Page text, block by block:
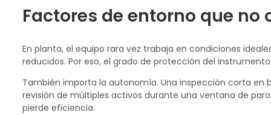
Factores de entorno que
En planta, el equipo rara vez trabaja en condiciones
reducidos. Por eso, el grado de protección del
También importa la autonomía. Una inspección corta
revisión de múltiples activos durante una ventana de
pierde eficiencia.